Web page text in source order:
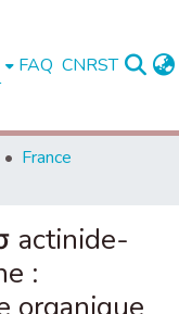
FAQ CNRST
France
actinide-
: